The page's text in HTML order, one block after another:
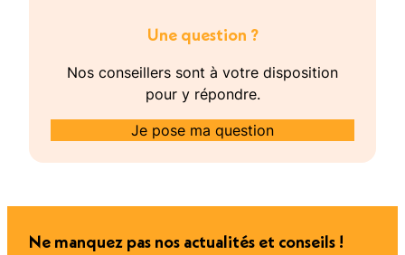
Une question ?
Nos conseillers sont à votre disposition
pour y répondre.
Je pose ma question
Ne manquez pas nos actualités et conseils !